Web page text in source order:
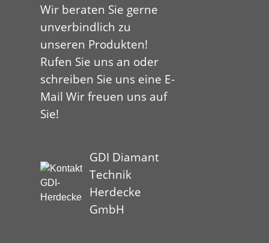
Wir beraten Sie gerne
unverbindlich zu
unseren Produkten!
Rufen Sie uns an oder
schreiben Sie uns eine E-
Mail Wir freuen uns auf
Sie!
GDI Diamant
Technik
Herdecke
GmbH